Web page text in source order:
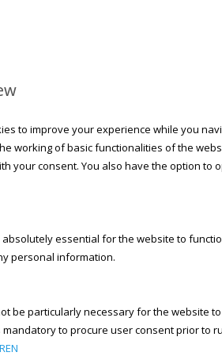
to improve your experience while you
working of basic functionalities of the
your consent. You also have the option
essential for the website to
personal information.
be particularly necessary for the website
mandatory to procure user consent prior to